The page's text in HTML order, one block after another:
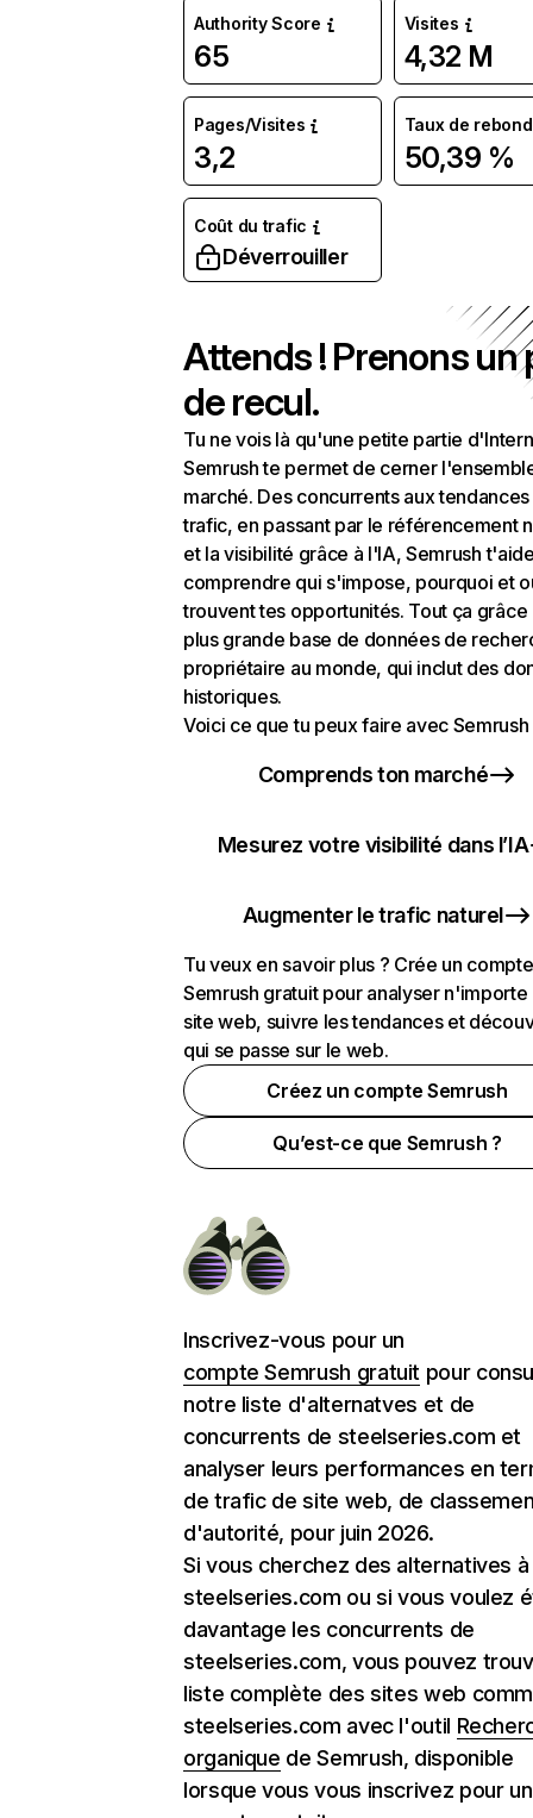
Authority Score
65
Visites
4,32 M
Pages/Visites
3,2
Taux de rebond
50,39 %
Coût du trafic
Déverrouiller
Attends ! Prenons un
de recul.
Tu ne vois là qu'une petite partie
Semrush te permet de cerner
marché. Des concurrents aux
trafic, en passant par le référencement
et la visibilité grâce à l'IA, Semrush
comprendre qui s'impose, pourquoi et
trouvent tes opportunités. Tout ça grâce
plus grande base de données de
propriétaire au monde, qui inclut des
historiques.
Voici ce que tu peux faire avec Semrush
Comprends ton marché
Mesurez votre visibilité dans l’IA
Augmenter le trafic naturel
Tu veux en savoir plus ? Crée un compte
Semrush gratuit pour analyser n'importe
site web, suivre les tendances et
qui se passe sur le web.
Créez un compte Semrush
Qu’est-ce que Semrush ?
Inscrivez-vous pour un
compte Semrush gratuit pour
notre liste d'alternatves et de
concurrents de steelseries.com et
analyser leurs performances en
de trafic de site web, de
d'autorité, pour juin 2026.
Si vous cherchez des alternatives à
steelseries.com ou si vous voulez
davantage les concurrents de
steelseries.com, vous pouvez
liste complète des sites web
steelseries.com avec l'outil
organique de Semrush, disponible
lorsque vous vous inscrivez pour un